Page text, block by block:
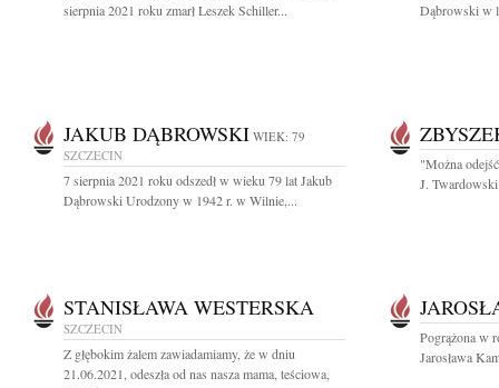
sierpnia 2021 roku zmarł Leszek Schiller...
Dąbrowski w
JAKUB DĄBROWSKI WIEK: 79
SZCZECIN
7 sierpnia 2021 roku odszedł w wieku 79 lat Jakub
Dąbrowski Urodzony w 1942 r. w Wilnie,...
"Można
J.
STANISŁAWA WESTERSKA
SZCZECIN
Z głębokim żalem zawiadamiamy, że w dniu
21.06.2021, odeszła od nas nasza mama, teściowa,
Pogrążona w
Jarosława